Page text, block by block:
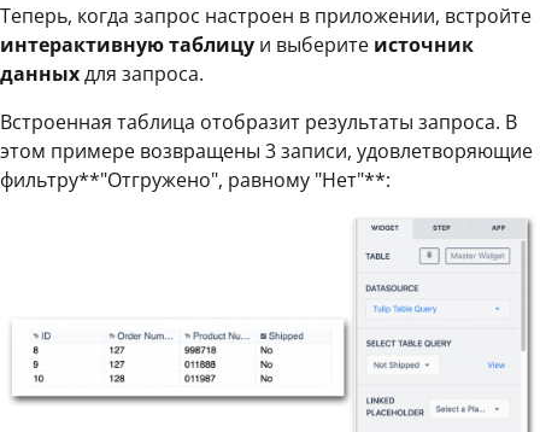
Теперь, когда запрос настроен в приложении, встройте
интерактивную таблицу и выберите источник
данныхдля запроса.
Встроенная таблица отобразит результаты запроса. В
этом примере возвращены 3 записи, удовлетворяющие
фильтру**"Отгружено", равному "Нет"**: